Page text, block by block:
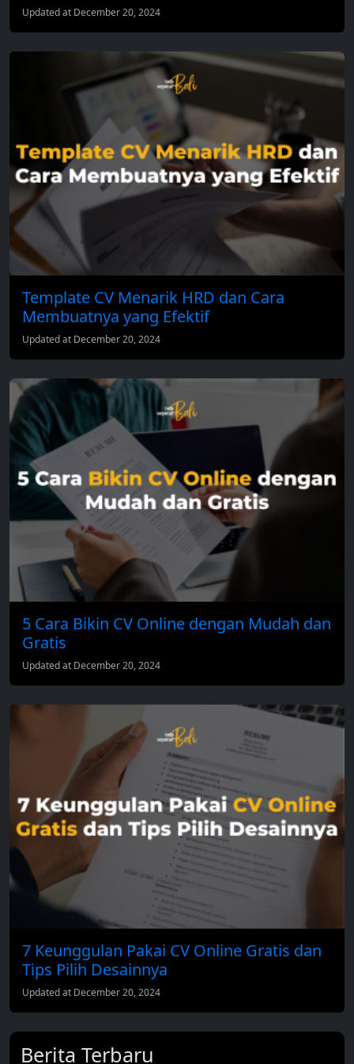
Updated at December 20, 2024
Template CV Menarik HRD dan Cara
Membuatnya yang Efektif
Updated at December 20, 2024
5 Cara Bikin CV Online dengan Mudah dan
Gratis
Updated at December 20, 2024
7 Keunggulan Pakai CV Online Gratis dan
Tips Pilih Desainnya
Updated at December 20, 2024
Berita Terbaru